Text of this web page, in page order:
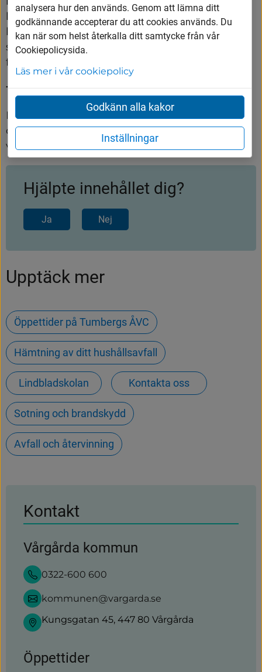
halkbekämpning även utanför din fastighet
längs kommunens gator. Du får själv öppna
snövallen vid din infart. Tänk på att snö inte får
forslas ut på gångbana och gata.
Trafikanternas ansvar
Du som går, cyklar eller kör bil — tänk på att
det alltid finns risk för halka. Anpassa dig efter
vinterförhållanden!
Hjälpte innehållet dig?
Ja Nej
Upptäck mer
Öppettider på Tumbergs ÅVC
Hämtning av ditt hushållsavfall
Lindbladskolan Kontakta oss
Sotning och brandskydd
Avfall och återvinning
Kontakt
Vårgårda kommun
0322-600 600
kommunen@vargarda.se
Kungsgatan 45, 447 80 Vårgårda
Öppettider
analysera hur den används. Genom att lämna ditt
godkännande accepterar du att cookies används. Du
kan när som helst återkalla ditt samtycke från vår
Cookiepolicysida.
Läs mer i vår cookiepolicy
Godkänn alla kakor
Inställningar